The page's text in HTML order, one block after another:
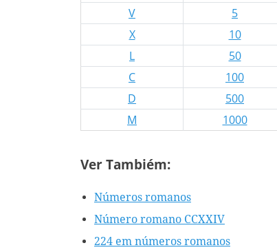
V
5
X
10
L
50
C
100
D
500
M
1000
Ver Tambiém:
Números romanos
Número romano CCXXIV
224 em números romanos